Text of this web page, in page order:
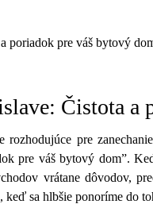
poriadok pre váš bytový
Čistota a
pre
pre váš bytový dom”.
vrátane dôvodov,
sa hlbšie ponoríme do